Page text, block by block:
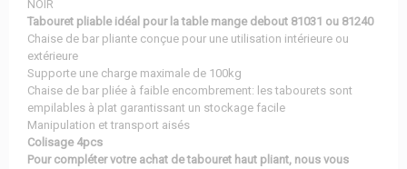
NOIR
Tabouret pliable idéal pour la table mange debout 81031 ou 81240
Chaise de bar pliante conçue pour une utilisation intérieure ou
extérieure
Supporte une charge maximale de 100kg
Chaise de bar pliée à faible encombrement: les tabourets sont
empilables à plat garantissant un stockage facile
Manipulation et transport aisés
Colisage 4pcs
Pour compléter votre achat de tabouret haut pliant, nous vous